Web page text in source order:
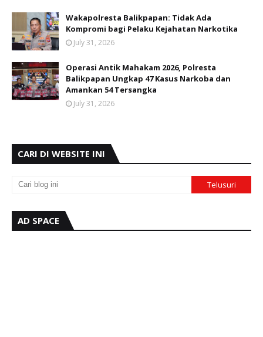
Wakapolresta Balikpapan: Tidak Ada
Kompromi bagi Pelaku Kejahatan Narkotika
July 31, 2026
Operasi Antik Mahakam 2026, Polresta
Balikpapan Ungkap 47 Kasus Narkoba dan
Amankan 54 Tersangka
July 31, 2026
CARI DI WEBSITE INI
AD SPACE